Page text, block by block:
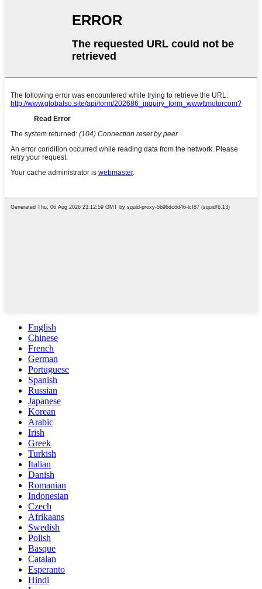
English
Chinese
French
German
Portuguese
Spanish
Russian
Japanese
Korean
Arabic
Irish
Greek
Turkish
Italian
Danish
Romanian
Indonesian
Czech
Afrikaans
Swedish
Polish
Basque
Catalan
Esperanto
Hindi